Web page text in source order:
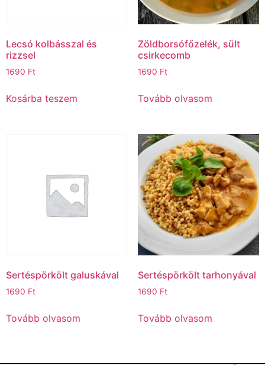
Lecsó kolbásszal és
rizzsel
1690 Ft
Kosárba teszem
Zöldborsófőzelék, sült
csirkecomb
1690 Ft
Tovább olvasom
Sertéspörkölt galuskával
1690 Ft
Tovább olvasom
Sertéspörkölt tarhonyával
1690 Ft
Tovább olvasom